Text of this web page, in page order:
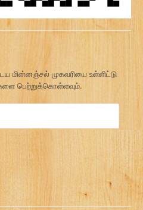
முகவரியை உள்ளிட்டு
பெற்றுக்கொள்ளவும்.